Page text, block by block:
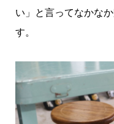
い」と言ってなかな
す。